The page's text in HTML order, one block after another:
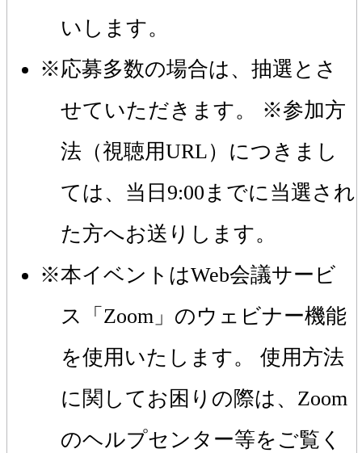
いします。
応募多数の場合は、抽選とさ
せていただきます。 ※参加方
法（視聴用URL）につきまし
ては、当日9:00までに当選され
た方へお送りします。
本イベントはWeb会議サービ
ス「Zoom」のウェビナー機能
を使用いたします。 使用方法
に関してお困りの際は、Zoom
のヘルプセンター等をご覧く